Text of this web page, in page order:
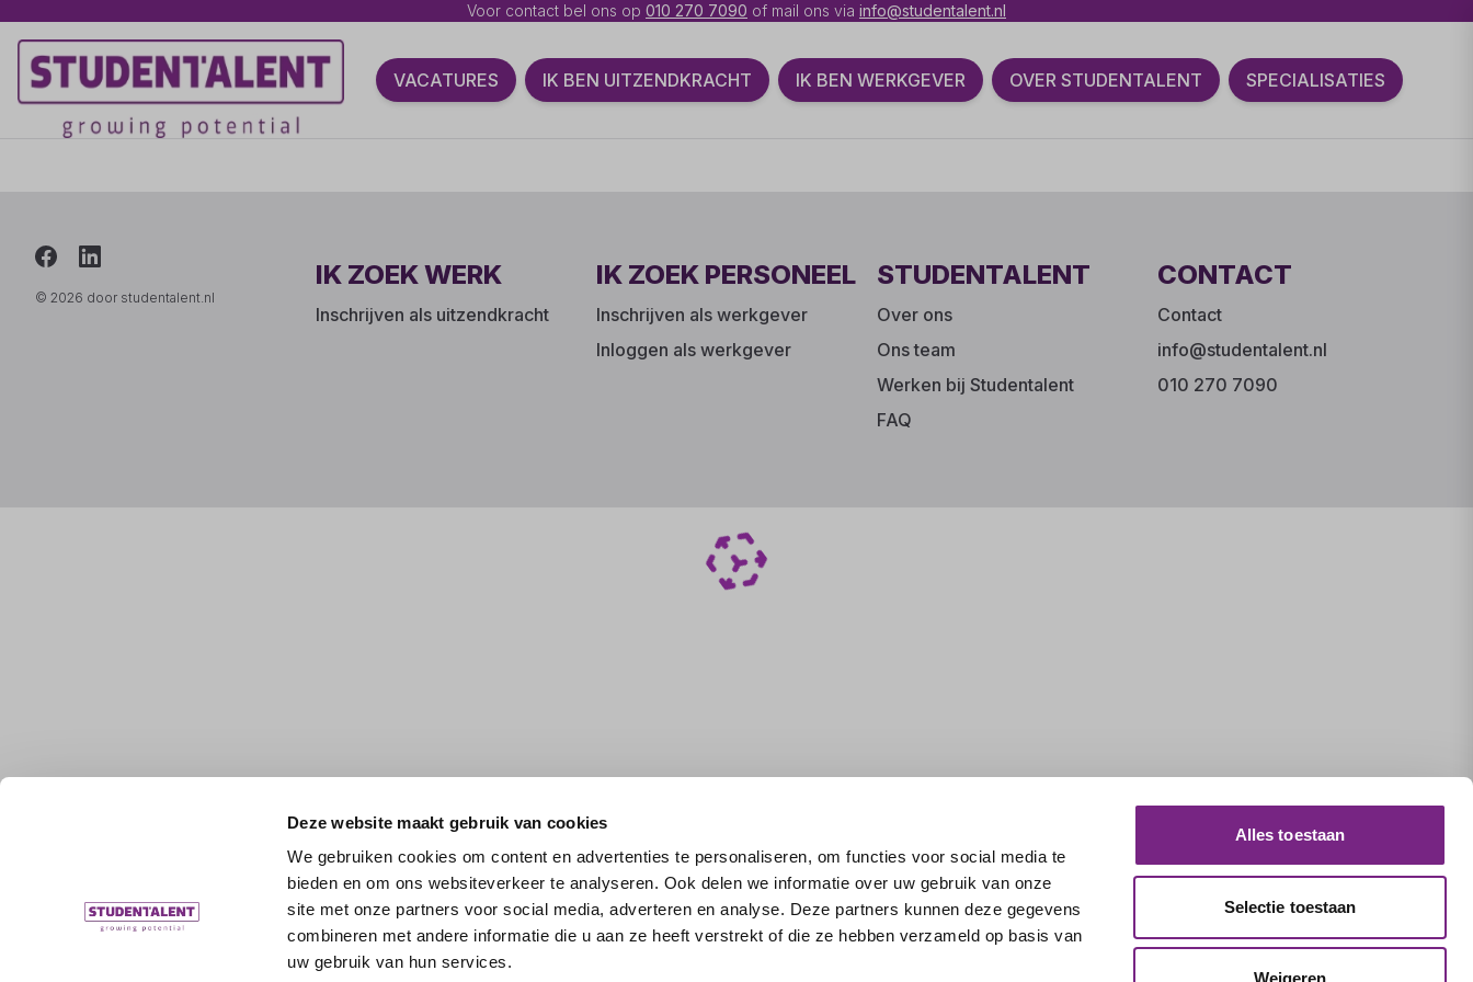
Deze website maakt gebruik van cookies
We gebruiken cookies om content en advertenties te personaliseren, om functies voor social media te
bieden en om ons websiteverkeer te analyseren. Ook delen we informatie over uw gebruik van onze
site met onze partners voor social media, adverteren en analyse. Deze partners kunnen deze gegevens
combineren met andere informatie die u aan ze heeft verstrekt of die ze hebben verzameld op basis van
uw gebruik van hun services.
Alles toestaan
Selectie toestaan
Weigeren
Voor contact bel ons op 010 270 7090 of mail ons via info@studentalent.nl
VACATURES IK BEN UITZENDKRACHT IK BEN WERKGEVER OVER STUDENTALENT SPECIALISATIES
© 2026 door studentalent.nl
IK ZOEK WERK
Inschrijven als uitzendkracht
IK ZOEK PERSONEEL
Inschrijven als werkgever
Inloggen als werkgever
STUDENTALENT
Over ons
Ons team
Werken bij Studentalent
FAQ
CONTACT
Contact
info@studentalent.nl
010 270 7090